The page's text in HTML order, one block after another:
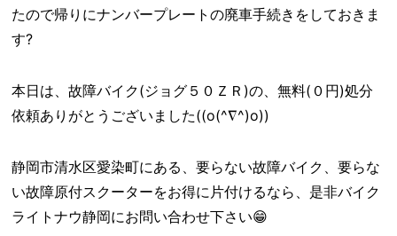
たので帰りにナンバープレートの廃車手続きをしておきま
す?
本日は、故障バイク(ジョグ５０ＺＲ)の、無料(０円)処分
依頼ありがとうございました((o(^∇^)o))
静岡市清水区愛染町にある、要らない故障バイク、要らな
い故障原付スクーターをお得に片付けるなら、是非バイク
ライトナウ静岡にお問い合わせ下さい😁